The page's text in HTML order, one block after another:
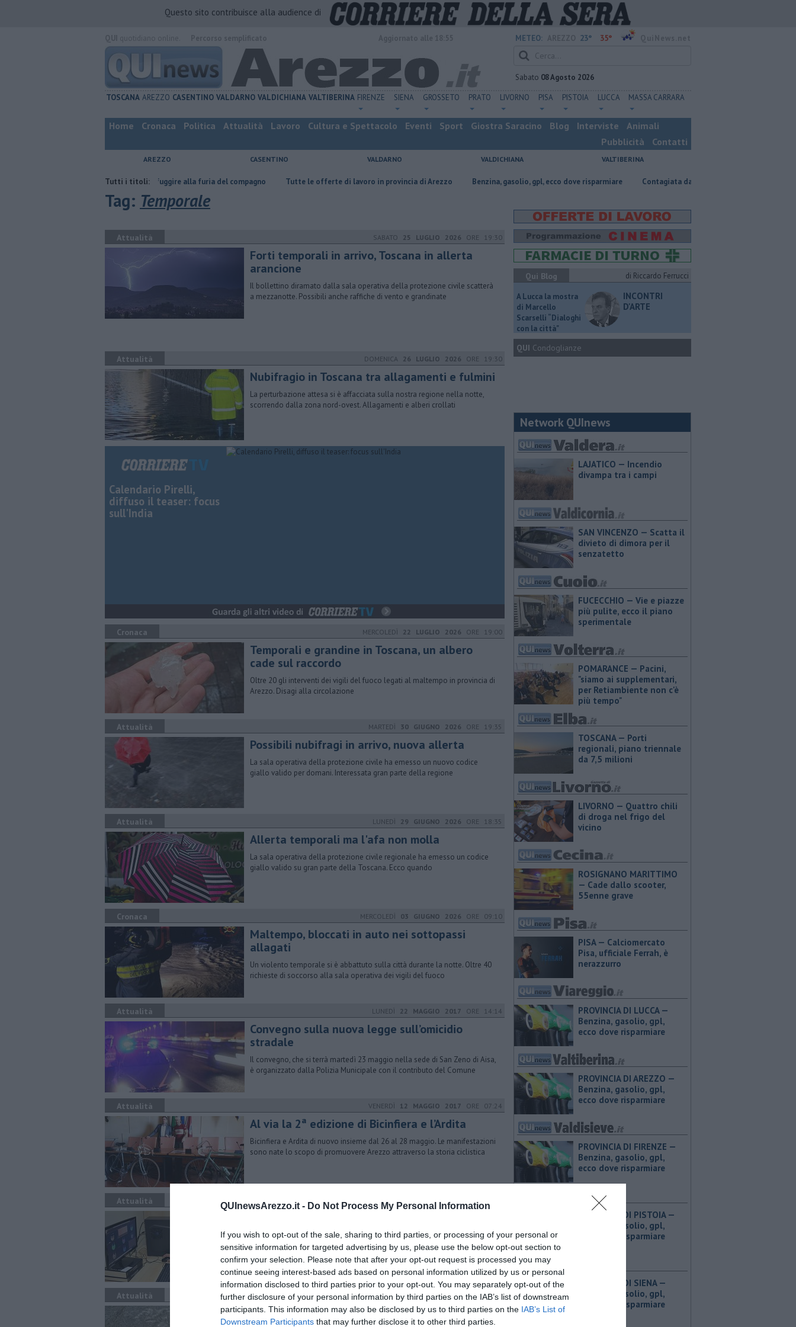
QUInewsArezzo.it - Do Not Process My Personal Information
If you wish to opt-out of the sale, sharing to third parties, or processing of your personal or
sensitive information for targeted advertising by us, please use the below opt-out section to
confirm your selection. Please note that after your opt-out request is processed you may
continue seeing interest-based ads based on personal information utilized by us or personal
information disclosed to third parties prior to your opt-out. You may separately opt-out of the
further disclosure of your personal information by third parties on the IAB’s list of downstream
participants. This information may also be disclosed by us to third parties on the IAB’s List of
Downstream Participants that may further disclose it to other third parties.
Questo sito contribuisce alla audience di
METEO: 23° 35°
Sabato 08 Agosto 2026
TOSCANA AREZZO CASENTINO VALDARNO VALDICHIANA VALTIBERINA FIRENZE SIENA GROSSETO PRATO LIVORNO PISA PISTOIA LUCCA MASSA CARRARA
Home Cronaca Politica Attualità Lavoro Cultura e Spettacolo Eventi Sport Giostra Saracino Blog Interviste
Animali
Pubblicità
Contatti
AREZZO CASENTINO VALDARNO VALDICHIANA VALTIBERINA
Tutti i titoli:
Nascosta in un bar per sfuggire alla furia del compagno ​Tutte le offerte di lavoro in provincia di Arezzo ​Benzina, gasolio, gpl, ecco dove risparmiare Contagiata da legionella, non ce l'ha fatta
Tag: Temporale
Attualità SABATO 25 LUGLIO 2026 ORE 19:30
Forti temporali in arrivo, Toscana in allerta
arancione
Il bollettino diramato dalla sala operativa della protezione civile scatterà
a mezzanotte. Possibili anche raffiche di vento e grandinate
Attualità DOMENICA 26 LUGLIO 2026 ORE 19:30
Nubifragio in Toscana tra allagamenti e fulmini
La perturbazione attesa si è affacciata sulla nostra regione nella notte,
scorrendo dalla zona nord-ovest. Allagamenti e alberi crollati
Calendario Pirelli,
diffuso il teaser: focus
sull'India
Cronaca MERCOLEDÌ 22 LUGLIO 2026 ORE 19:00
Temporali e grandine in Toscana, un albero
cade sul raccordo
Oltre 20 gli interventi dei vigili del fuoco legati al maltempo in provincia di
Arezzo. Disagi alla circolazione
Attualità MARTEDÌ 30 GIUGNO 2026 ORE 19:35
Possibili nubifragi in arrivo, nuova allerta
La sala operativa della protezione civile ha emesso un nuovo codice
giallo valido per domani. Interessata gran parte della regione
Attualità LUNEDÌ 29 GIUGNO 2026 ORE 18:35
Allerta temporali ma l'afa non molla
La sala operativa della protezione civile regionale ha emesso un codice
giallo valido su gran parte della Toscana. Ecco quando
Cronaca MERCOLEDÌ 03 GIUGNO 2026 ORE 09:10
Maltempo, bloccati in auto nei sottopassi
allagati
Un violento temporale si è abbattuto sulla città durante la notte. Oltre 40
richieste di soccorso alla sala operativa dei vigili del fuoco
Attualità LUNEDÌ 22 MAGGIO 2017 ORE 14:14
Convegno sulla nuova legge sull’omicidio
stradale
Il convegno, che si terrà martedì 23 maggio nella sede di San Zeno di Aisa,
è organizzato dalla Polizia Municipale con il contributo del Comune
Attualità VENERDÌ 12 MAGGIO 2017 ORE 07:24
Al via la 2ª edizione di Bicinfiera e l’Ardita
Bicinfiera e Ardita di nuovo insieme dal 26 al 28 maggio. Le manifestazioni
sono nate lo scopo di promuovere Arezzo attraverso la storia ciclistica
Attualità GIOVEDÌ 24 NOVEMBRE 2016 ORE 10:08
Il San Donato è il primo ospedale non universitario in Italia ad avere un
software innovativo per le immagini di emodinamica celebrale
Attualità VENERDÌ18 NOVEMBRE 2016ORE 15:41
Allerta maltempo in città
Qui Blog di Riccardo Ferrucci
A Lucca la mostra
di Marcello
Scarselli “Dialoghi
con la città"
INCONTRI
D'ARTE
QUI Condoglianze
Network QUInews
LAJATICO — Incendio
divampa tra i campi
SAN VINCENZO — Scatta il
divieto di dimora per il
senzatetto
FUCECCHIO — Vie e piazze
più pulite, ecco il piano
sperimentale
POMARANCE — Pacini,
"siamo ai supplementari,
per Retiambiente non c'è
più tempo"
TOSCANA — Porti
regionali, piano triennale
da 7,5 milioni
LIVORNO — Quattro chili
di droga nel frigo del
vicino
ROSIGNANO MARITTIMO
— Cade dallo scooter,
55enne grave
PISA — Calciomercato
Pisa, ufficiale Ferrah, è
nerazzurro
PROVINCIA DI LUCCA — ​
Benzina, gasolio, gpl,
ecco dove risparmiare
PROVINCIA DI AREZZO — ​
Benzina, gasolio, gpl,
ecco dove risparmiare
PROVINCIA DI FIRENZE — ​
Benzina, gasolio, gpl,
ecco dove risparmiare
PROVINCIA DI PISTOIA — ​
Benzina, gasolio, gpl,
ecco dove risparmiare
PROVINCIA DI SIENA — ​
Benzina, gasolio, gpl,
ecco dove risparmiare